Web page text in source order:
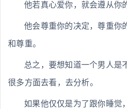
他若真心爱你，就会遵从你
他会尊重你的决定，尊重你
和尊重。
总之，要想知道一个男人是
很多方面去看，去分析。
如果他仅仅是为了跟你睡觉